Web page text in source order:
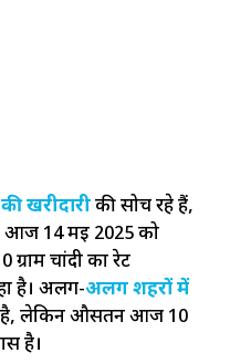
खरीदारीकी सोच रहे हैं,
आज 14 मई 2025 को
ग्राम चांदी का रेट
है। अलग-अलग शहरों में
है, लेकिन औसतन आज 10
है।